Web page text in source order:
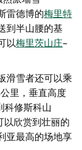
雷德博的梅里特
到半山腰的基
以梅里茨山庄–
滑雪者还可以乘
里，垂直高度
科修斯科山
以欣赏到壮丽的
亚最高的场地享